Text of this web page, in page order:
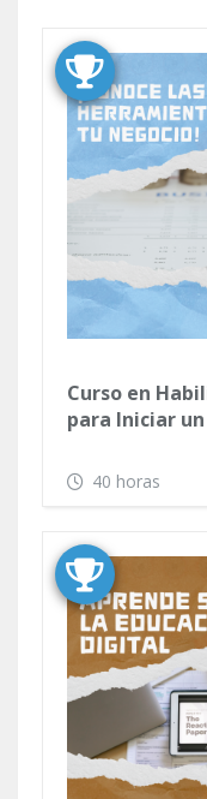
Curso en
para Iniciar
40 horas